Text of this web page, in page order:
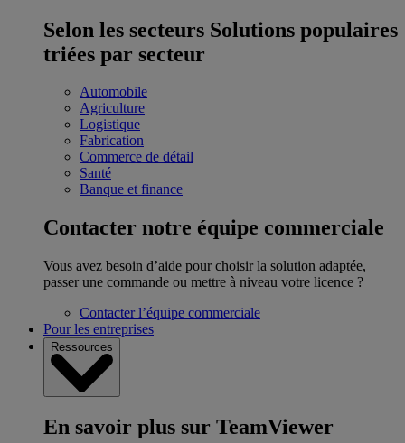
Selon les secteurs Solutions populaires
triées par secteur
Automobile
Agriculture
Logistique
Fabrication
Commerce de détail
Santé
Banque et finance
Contacter notre équipe commerciale
Vous avez besoin d’aide pour choisir la solution adaptée,
passer une commande ou mettre à niveau votre licence ?
Contacter l’équipe commerciale
Pour les entreprises
Ressources
En savoir plus sur TeamViewer